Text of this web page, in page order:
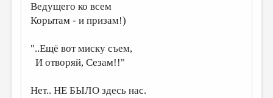
МАЛАЯ ПРОЗА
ЭССЕИСТИКА
ЛИТЕРАТУРОВЕДЕНИЕ
КУЛЬТУРОВЕДЕНИЕ
ПУБЛИЦИСТИКА
Ведущего ко всем
Корытам - и призам!)
"..Ещё вот миску съем,
И отворяй, Сезам!!"
Нет.. НЕ БЫЛО здесь нас.